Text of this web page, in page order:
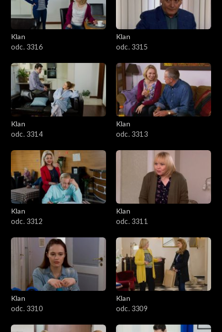
Klan
odc. 3316
Klan
odc. 3315
Klan
odc. 3314
Klan
odc. 3313
Klan
odc. 3312
Klan
odc. 3311
Klan
odc. 3310
Klan
odc. 3309